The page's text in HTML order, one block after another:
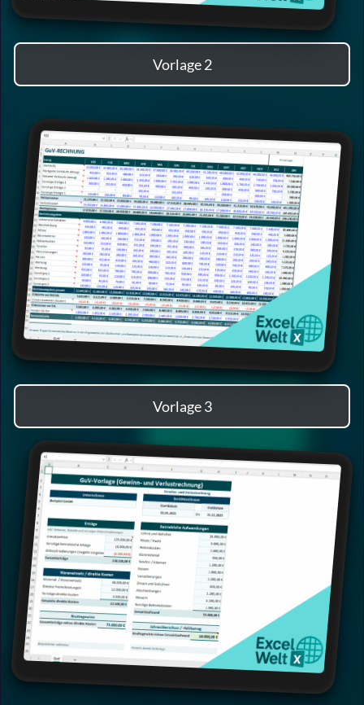
Vorlage 2
Vorlage 3